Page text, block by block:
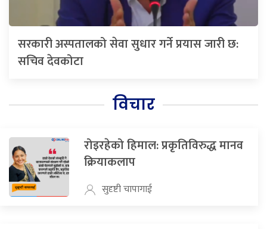
सरकारी अस्पतालको सेवा सुधार गर्ने प्रयास जारी छ:
सचिव देवकोटा
विचार
रोइरहेको हिमाल: प्रकृतिविरुद्ध मानव
क्रियाकलाप
सुदृष्टी चापागाई